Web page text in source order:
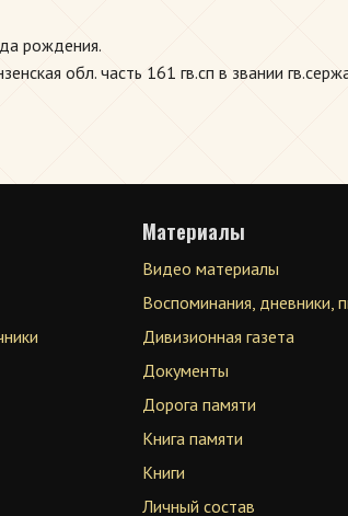
рождения.
обл. часть 161 гв.сп в звании
Материалы
Видео материалы
Воспоминания, дневники,
Дивизионная газета
Документы
Дорога памяти
Книга памяти
Книги
Личный состав